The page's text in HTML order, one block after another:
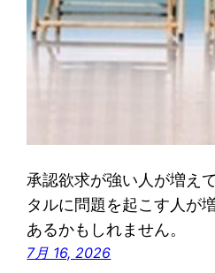
承認欲求が強い人が増え
タルに問題を起こす人が
あるかもしれません。
7月 16, 2026